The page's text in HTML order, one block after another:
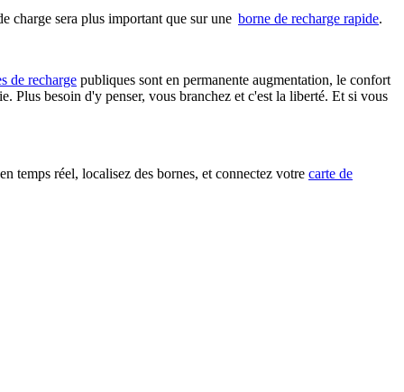
charge sera plus important que sur une borne de recharge rapide.
de recharge publiques sont en permanente augmentation, le confort
Plus besoin d'y penser, vous branchez et c'est la liberté. Et si vous
temps réel, localisez des bornes, et connectez votre carte de